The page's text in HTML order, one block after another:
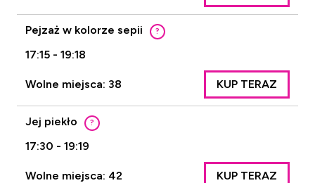
Pejzaż w kolorze sepii ?
17:15 - 19:18
Wolne miejsca: 38 KUP TERAZ
Jej piekło ?
17:30 - 19:19
Wolne miejsca: 42 KUP TERAZ